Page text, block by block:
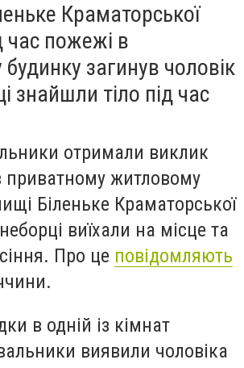
Краматорської
час пожежі в
загинув чоловік
знайшли тіло під час
отримали виклик
житловому
Біленьке Краматорської
виїхали на місце та
Про це повідомляють
в одній із кімнат
виявили чоловіка